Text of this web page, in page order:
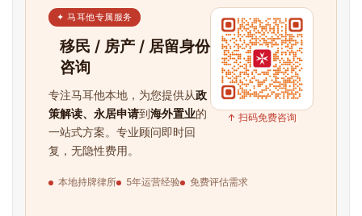
✦ 马耳他专属服务
移民 / 房产 / 居留身份
咨询
专注马耳他本地，为您提供从政
策解读、永居申请到海外置业的
一站式方案。专业顾问即时回
复，无隐性费用。
本地持牌律所 5年运营经验 免费评估需求
↑ 扫码免费咨询